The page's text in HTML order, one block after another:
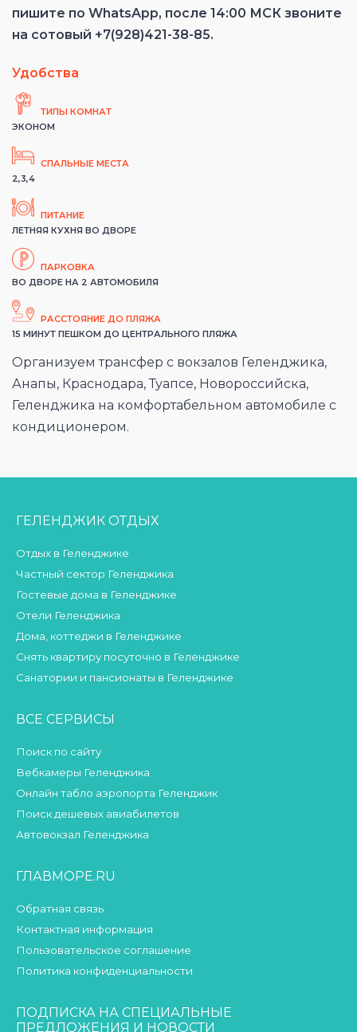
пишите по WhatsApp, после 14:00 МСК звоните
на сотовый +7(928)421-38-85.
Удобства
ТИПЫ КОМНАТ
ЭКОНОМ
СПАЛЬНЫЕ МЕСТА
2,3,4
ПИТАНИЕ
ЛЕТНЯЯ КУХНЯ ВО ДВОРЕ
ПАРКОВКА
ВО ДВОРЕ НА 2 АВТОМОБИЛЯ
РАССТОЯНИЕ ДО ПЛЯЖА
15 МИНУТ ПЕШКОМ ДО ЦЕНТРАЛЬНОГО ПЛЯЖА
Организуем трансфер с вокзалов Геленджика,
Анапы, Краснодара, Туапсе, Новороссийска,
Геленджика на комфортабельном автомобиле с
кондиционером.
ГЕЛЕНДЖИК ОТДЫХ
Отдых в Геленджике
Частный сектор Геленджика
Гостевые дома в Геленджике
Отели Геленджика
Дома, коттеджи в Геленджике
Снять квартиру посуточно в Геленджике
Санатории и пансионаты в Геленджике
ВСЕ СЕРВИСЫ
Поиск по сайту
Вебкамеры Геленджика
Онлайн табло аэропорта Геленджик
Поиск дешевых авиабилетов
Автовокзал Геленджика
ГЛАВМОРЕ.RU
Обратная связь
Контактная информация
Пользовательское соглашение
Политика конфиденциальности
ПОДПИСКА НА СПЕЦИАЛЬНЫЕ
ПРЕДЛОЖЕНИЯ И НОВОСТИ